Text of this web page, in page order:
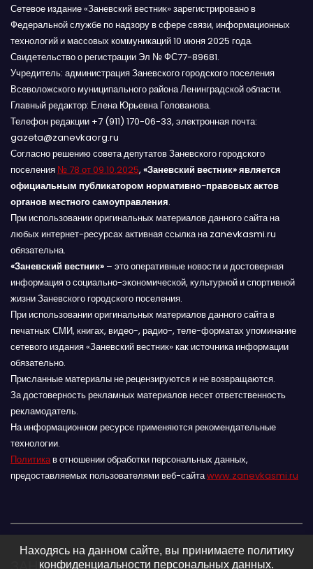
Сетевое издание «Заневский вестник» зарегистрировано в
Федеральной службе по надзору в сфере связи, информационных
технологий и массовых коммуникаций 10 июня 2025 года.
Свидетельство о регистрации Эл № ФС77-89681.
Учредитель: администрация Заневского городского поселения
Всеволожского муниципального района Ленинградской области.
Главный редактор: Елена Юрьевна Голованова.
Телефон редакции +7 (911) 170-06-33, электронная почта:
gazeta@zanevkaorg.ru
Согласно решению совета депутатов Заневского городского
поселения № 78 от 09.10.2025, «Заневский вестник» является
официальным публикатором нормативно-правовых актов
органов местного самоуправления.
При использовании оригинальных материалов данного сайта на
любых интернет-ресурсах активная ссылка на zanevkasmi.ru
обязательна.
«Заневский вестник» – это оперативные новости и достоверная
информация о социально-экономической, культурной и спортивной
жизни Заневского городского поселения.
При использовании оригинальных материалов данного сайта в
печатных СМИ, книгах, видео-, радио-, теле-форматах упоминание
сетевого издания «Заневский вестник» как источника информации
обязательно.
Присланные материалы не рецензируются и не возвращаются.
За достоверность рекламных материалов несет ответственность
рекламодатель.
На информационном ресурсе применяются рекомендательные
технологии.
Политикав отношении обработки персональных данных,
предоставляемых пользователями веб-сайтаwww.zanevkasmi.ru
Находясь на данном сайте, вы принимаете политику
конфиденциальности персональных данных.